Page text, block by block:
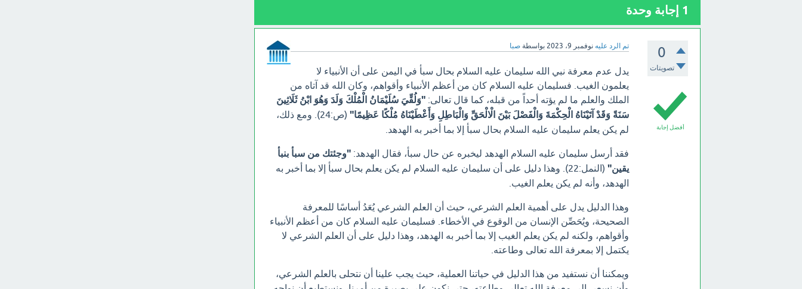
1 إجابة وحدة
0
تصويتات
تم الرد عليه نوفمبر 9، 2023 بواسطة صبا
أفضل إجابة
يدل عدم معرفة نبي الله سليمان عليه السلام بحال سبأ في اليمن على أن الأنبياء لا
يعلمون الغيب. فسليمان عليه السلام كان من أعظم الأنبياء وأقواهم، وكان الله قد آتاه من
الملك والعلم ما لم يؤته أحداً من قبله، كما قال تعالى: "وَلُقِّيَ سُلَيْمَانُ الْمُلْكَ وَلَدَ وَهُوَ ابْنُ ثَلَاثِينَ
سَنَةً وَقَدْ آتَيْنَاهُ الْحِكْمَةَ وَالْفَصْلَ بَيْنَ الْالْحَقِّ وَالْبَاطِلِ وَأَعْطَيْنَاهُ مُلْكًا عَظِيمًا"
(ص:24). ومع ذلك،
لم يكن يعلم سليمان عليه السلام بحال سبأ إلا بما أخبر به الهدهد.
فقد أرسل سليمان عليه السلام الهدهد ليخبره عن حال سبأ، فقال الهدهد: "وجئتك من سبأ بنبأ
يقين"
(النمل:22). وهذا دليل على أن سليمان عليه السلام لم يكن يعلم بحال سبأ إلا بما أخبر به
الهدهد، وأنه لم يكن يعلم الغيب.
وهذا الدليل يدل على أهمية العلم الشرعي، حيث أن العلم الشرعي يُعَدُ أساسًا للمعرفة
الصحيحة، ويُحَصِّن الإنسان من الوقوع في الأخطاء. فسليمان عليه السلام كان من أعظم الأنبياء
وأقواهم، ولكنه لم يكن يعلم الغيب إلا بما أخبر به الهدهد، وهذا دليل على أن العلم الشرعي لا
يكتمل إلا بمعرفة الله تعالى وطاعته.
ويمكننا أن نستفيد من هذا الدليل في حياتنا العملية، حيث يجب علينا أن نتحلى بالعلم الشرعي،